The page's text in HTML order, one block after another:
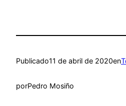
Publicado11 de abril de 2020en
porPedro Mosiño